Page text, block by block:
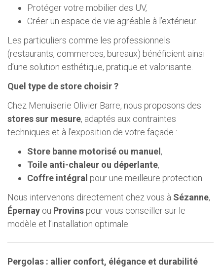
Protéger votre mobilier des UV,
Créer un espace de vie agréable à l’extérieur.
Les particuliers comme les professionnels
(restaurants, commerces, bureaux) bénéficient ainsi
d’une solution esthétique, pratique et valorisante.
Quel type de store choisir ?
Chez Menuiserie Olivier Barre, nous proposons des
stores sur mesure, adaptés aux contraintes
techniques et à l’exposition de votre façade :
Store banne motorisé ou manuel,
Toile anti-chaleur ou déperlante,
Coffre intégral pour une meilleure protection.
Nous intervenons directement chez vous à Sézanne,
Épernay ou Provins pour vous conseiller sur le
modèle et l’installation optimale.
Pergolas : allier confort, élégance et durabilité